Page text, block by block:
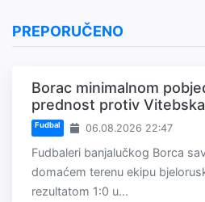
PREPORUČENO
Borac minimalnom
prednost protiv Vitebska
Fudbal 06.08.2026 22:47
Fudbaleri banjalučkog Borca
domaćem terenu ekipu
rezultatom 1:0 u...